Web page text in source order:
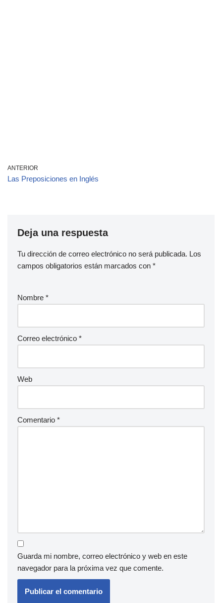
ANTERIOR
Las Preposiciones en Inglés
Deja una respuesta
Tu dirección de correo electrónico no será publicada. Los
campos obligatorios están marcados con *
Nombre *
Correo electrónico *
Web
Comentario *
Guarda mi nombre, correo electrónico y web en este
navegador para la próxima vez que comente.